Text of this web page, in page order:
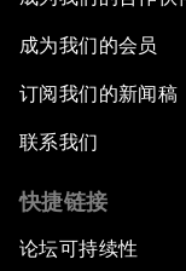
成为我们的会员
订阅我们的新闻稿
联系我们
快捷链接
论坛可持续性